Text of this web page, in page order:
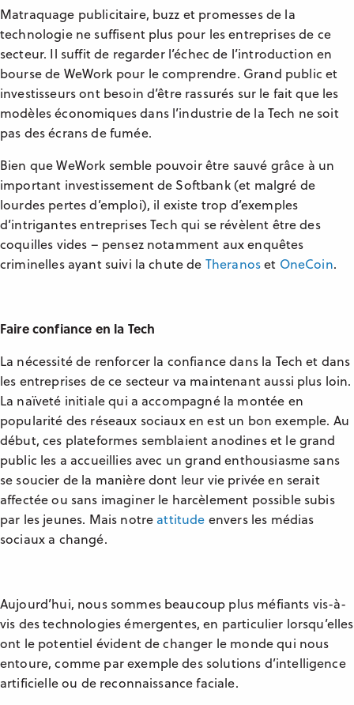
Matraquage publicitaire, buzz et promesses de la
technologie ne suffisent plus pour les entreprises de ce
secteur. Il suffit de regarder l’échec de l’introduction en
bourse de WeWork pour le comprendre. Grand public et
investisseurs ont besoin d’être rassurés sur le fait que les
modèles économiques dans l’industrie de la Tech ne soit
pas des écrans de fumée.
Bien que WeWork semble pouvoir être sauvé grâce à un
important investissement de Softbank (et malgré de
lourdes pertes d’emploi), il existe trop d’exemples
d’intrigantes entreprises Tech qui se révèlent être des
coquilles vides – pensez notamment aux enquêtes
criminelles ayant suivi la chute de Theranoset OneCoin.
Faire confiance en la Tech
La nécessité de renforcer la confiance dans la Tech et dans
les entreprises de ce secteur va maintenant aussi plus loin.
La naïveté initiale qui a accompagné la montée en
popularité des réseaux sociaux en est un bon exemple. Au
début, ces plateformes semblaient anodines et le grand
public les a accueillies avec un grand enthousiasme sans
se soucier de la manière dont leur vie privée en serait
affectée ou sans imaginer le harcèlement possible subis
par les jeunes. Mais notre attitude envers les médias
sociaux a changé.
Aujourd’hui, nous sommes beaucoup plus méfiants vis-à-
vis des technologies émergentes, en particulier lorsqu’elles
ont le potentiel évident de changer le monde qui nous
entoure, comme par exemple des solutions d’intelligence
artificielle ou de reconnaissance faciale.